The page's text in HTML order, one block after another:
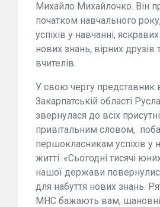
Михайло Михайлочко. Він
початком навчального
успіхів у навчанні,
нових знань, вірних друзів
вчителів.
У свою чергу представник
Закарпатській області
звернулася до всіх
привітальним словом,
першокласникам успіхів у
житті. «Сьогодні тисячі
нашої держави
для набуття нових знань.
МНС бажають вам, шановні